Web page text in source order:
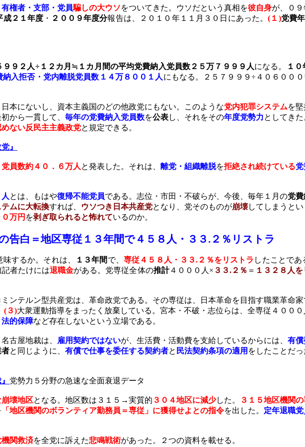
有権者・支部・党員騙しの大ウソをついてきた。ウソだという真相を彼自身が、０
成２１年度 ・ ２００９年度分報告は、２０１０年１１月３０日にあった。( １ )党費
９９２人÷１２カ月≒１カ月間の平均党費納入党員数 ２５万７９９９人になる。 １
納入拒否・党内離脱党員数１４万８００１人 にもなる。２５７９９９÷４０６００
日本にないし、資本主義国のどの他政党にもない。このような党内犯罪システムを堅
から一貫して、 毎年の党費納入党員数を公表し、それをその年度党勢力としてき
めない反民主主義政党と規定できる。
』
党員数約４０．６万人 と発表した。それは、 離党・組織離脱を拒絶され続けている
とは、もはや復帰不能党員である。志位・市田・不破らが、今後、毎年１月の党
ムに大転換すれば、 ウソつき日本共産党となり、党そのものが崩壊してしまうとい
万円 を剥ぎ取られると怖れているのか。
告白＝地区専従１３年間で４５８人・３３ . ２％リストラ
味するか。それは、 １３年間 で、 専従４５８人・３３. ２％をリストラ したことで
者たけには退職金がある。党専従全体の推計４０００人× ３３.２％ ＝ １３２８人
ンテルン型共産党は、革命政党である。その専従は、日本革命を目指す職業革命
(３)大衆運動指導をまったく放棄している。宮本・不破・志位らは、全専従４００
法的保障など存在しないという立場である。
古屋地裁は、 雇用契約ではないが、生活費・活動費を支給しているからには、 有償
者と同じように、 有償で仕事を委任する契約者と 民法契約条項の適用 をしたことだ
党勢力５分野の急速な全面衰退データ
壊地区となる。地区数は３１５→実質的 ３０４地区に減少した。 ３１５地区機関
「地区機関のボランティア勤務員＝専従」に獲得せよとの指令を出した。 定年退職党
機関救済を全党に訴えた悲鳴戦術があった。２つの資料を載せる。